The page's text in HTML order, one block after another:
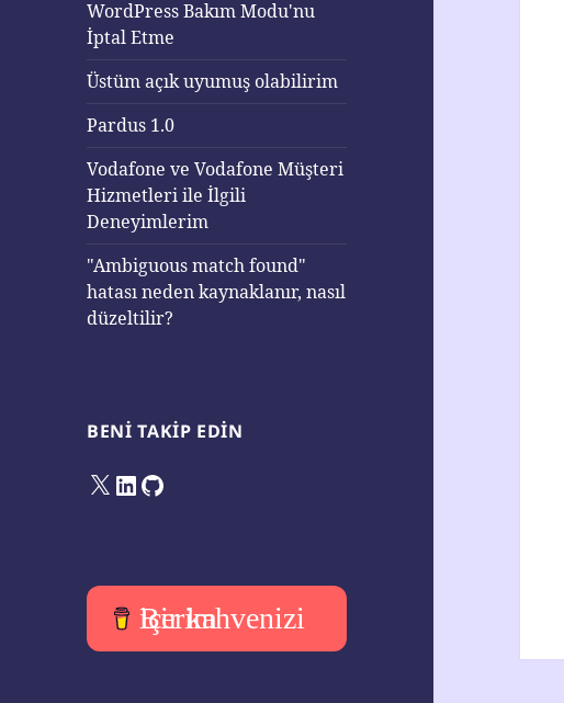
WordPress Bakım Modu'nu
İptal Etme
Üstüm açık uyumuş olabilirim
Pardus 1.0
Vodafone ve Vodafone Müşteri
Hizmetleri ile İlgili
Deneyimlerim
"Ambiguous match found"
hatası neden kaynaklanır, nasıl
düzeltilir?
BENI TAKIP EDIN
X LinkedIn
GitHub
Bir kahvenizi içerim